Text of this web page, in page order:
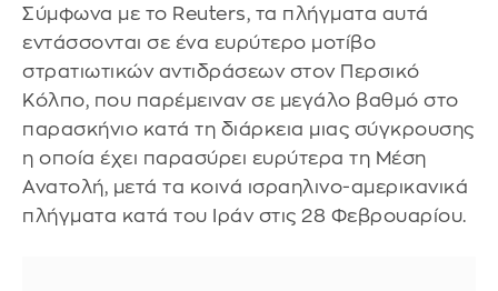
Σύμφωνα με το Reuters, τα πλήγματα αυτά
εντάσσονται σε ένα ευρύτερο μοτίβο
στρατιωτικών αντιδράσεων στον Περσικό
Κόλπο, που παρέμειναν σε μεγάλο βαθμό στο
παρασκήνιο κατά τη διάρκεια μιας σύγκρουσης
η οποία έχει παρασύρει ευρύτερα τη Μέση
Ανατολή, μετά τα κοινά ισραηλινο-αμερικανικά
πλήγματα κατά του Ιράν στις 28 Φεβρουαρίου.